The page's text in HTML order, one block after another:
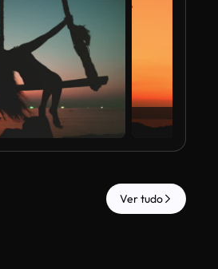
Ver tudo